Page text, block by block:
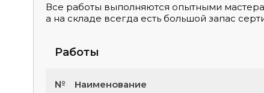
Все работы выполняются опытными
а на складе всегда есть большой запас
Работы
№ Наименование